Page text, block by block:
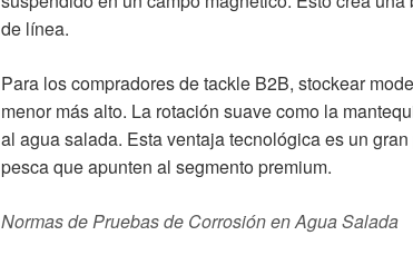
de línea.
Para los compradores de tackle B2B, stockear
menor más alto. La rotación suave como la
al agua salada. Esta ventaja tecnológica es un
pesca que apunten al segmento premium.
Normas de Pruebas de Corrosión en Agua Salada